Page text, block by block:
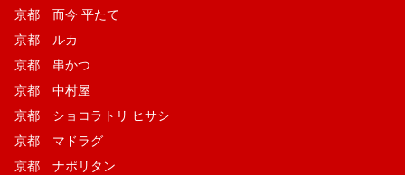
京都 而今 平たて
京都 ルカ
京都 串かつ
京都 中村屋
京都 ショコラトリ ヒサシ
京都 マドラグ
京都 ナポリタン